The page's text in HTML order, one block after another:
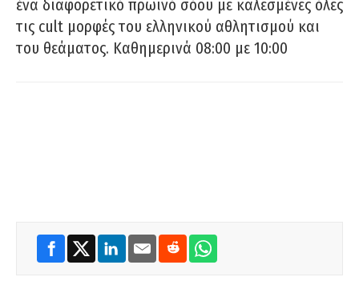
ένα διαφορετικό πρωινό σόου με καλεσμένες όλες
τις cult μορφές του ελληνικού αθλητισμού και
του θεάματος. Καθημερινά 08:00 με 10:00